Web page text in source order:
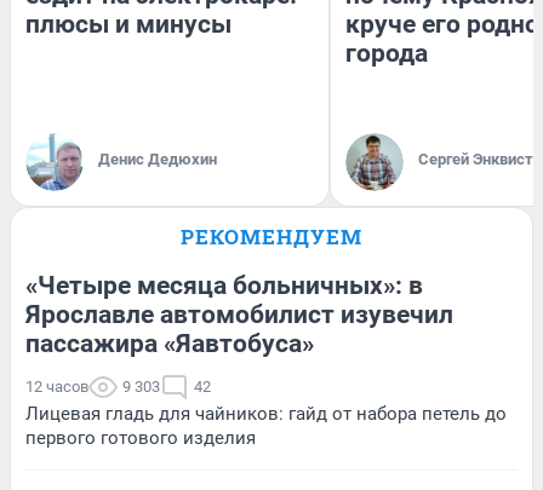
плюсы и минусы
Денис Дедюхин
круче его
города
Сергей Энквист
РЕКОМЕНДУЕМ
«Четыре месяца больничных»: в
Ярославле автомобилист изувечил
пассажира «Яавтобуса»
12 часов 9 303 42
Лицевая гладь для чайников: гайд от набора петель до
первого готового изделия